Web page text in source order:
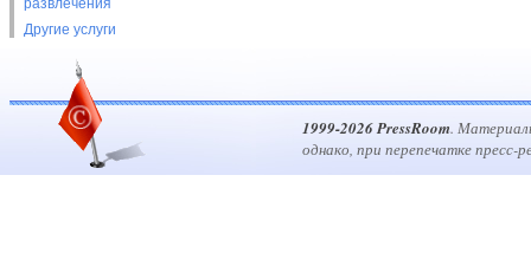
развлечения
Другие услуги
1999-2026 PressRoom.
однако, при перепечатке пресс-